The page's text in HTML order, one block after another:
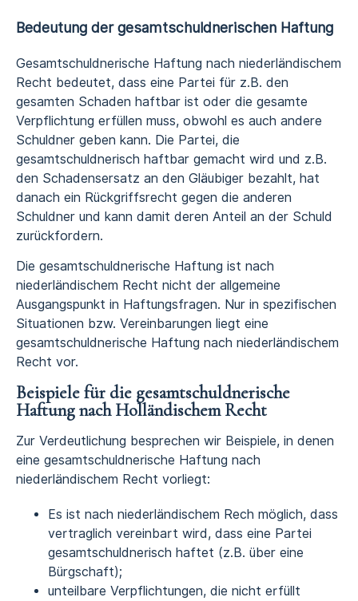
Bedeutung der gesamtschuldnerischen Haftung
Gesamtschuldnerische Haftung nach niederländischem
Recht bedeutet, dass eine Partei für z.B. den
gesamten Schaden haftbar ist oder die gesamte
Verpflichtung erfüllen muss, obwohl es auch andere
Schuldner geben kann. Die Partei, die
gesamtschuldnerisch haftbar gemacht wird und z.B.
den Schadensersatz an den Gläubiger bezahlt, hat
danach ein Rückgriffsrecht gegen die anderen
Schuldner und kann damit deren Anteil an der Schuld
zurückfordern.
Die gesamtschuldnerische Haftung ist nach
niederländischem Recht nicht der allgemeine
Ausgangspunkt in Haftungsfragen. Nur in spezifischen
Situationen bzw. Vereinbarungen liegt eine
gesamtschuldnerische Haftung nach niederländischem
Recht vor.
Beispiele für die gesamtschuldnerische
Haftung nach Holländischem Recht
Zur Verdeutlichung besprechen wir Beispiele, in denen
eine gesamtschuldnerische Haftung nach
niederländischem Recht vorliegt:
Es ist nach niederländischem Rech möglich, dass
vertraglich vereinbart wird, dass eine Partei
gesamtschuldnerisch haftet (z.B. über eine
Bürgschaft);
unteilbare Verpflichtungen, die nicht erfüllt